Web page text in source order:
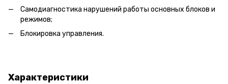
Самодиагностика нарушений работы основных блоков и
режимов;
Блокировка управления.
Характеристики